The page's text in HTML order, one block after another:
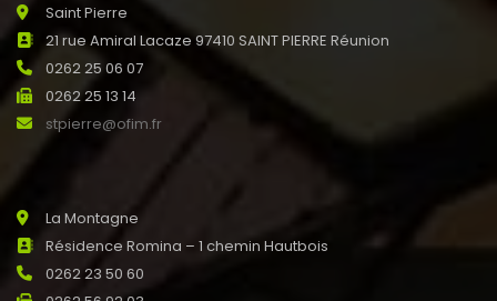
Saint Pierre
21 rue Amiral Lacaze 97410 SAINT PIERRE Réunion
0262 25 06 07
0262 25 13 14
stpierre@ofim.fr
La Montagne
Résidence Romina – 1 chemin Hautbois
0262 23 50 60